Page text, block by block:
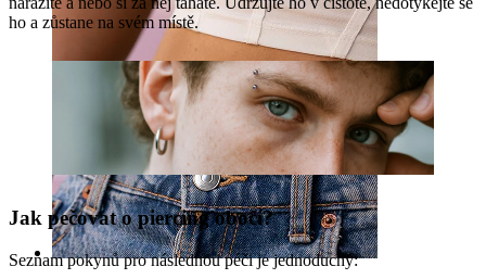
ho a zůstane na svém místě.
Jak pečovat o piercing obočí?
Seznam pokynů pro následnou péči je jednoduchý: